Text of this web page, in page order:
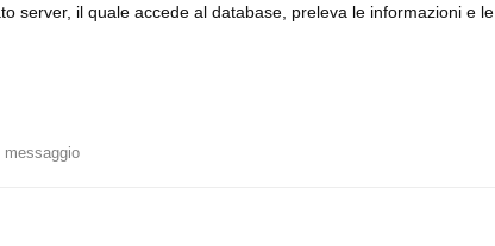
server, il quale accede al database, preleva le informazioni e le
messaggio